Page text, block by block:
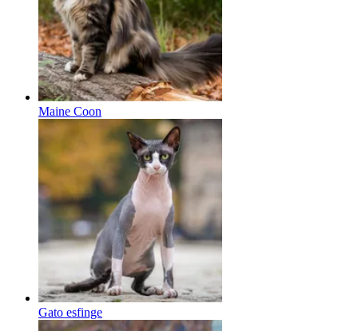
Maine Coon
Gato esfinge